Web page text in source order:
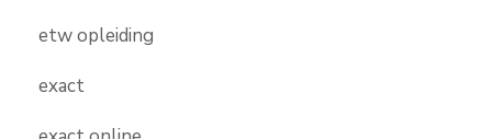
etw opleiding
exact